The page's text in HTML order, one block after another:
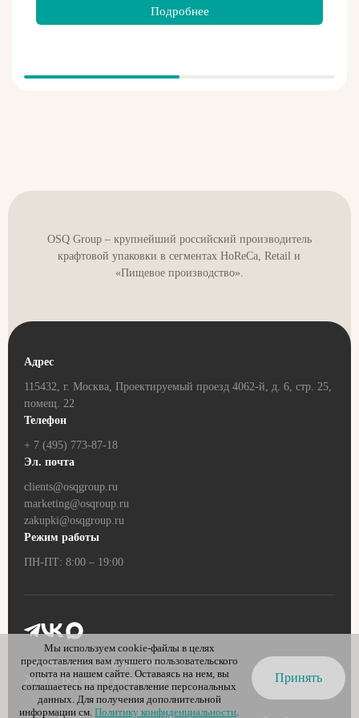
Подробнее
OSQ Group – крупнейший российский производитель
крафтовой упаковки в сегментах HoReCa, Retail и
«Пищевое производство».
Адрес
115432, г. Москва, Проектируемый проезд 4062-й, д. 6, стр. 25,
помещ. 22
Телефон
+ 7 (495) 773-87-18
Эл. почта
clients@osqgroup.ru
marketing@osqroup.ru
zakupki@osqgroup.ru
Режим работы
ПН-ПТ: 8:00 – 19:00
Соглашение о конфиденциальности
2026© Все права защищены
Мы используем cookie-файлы в целях
предоставления вам лучшего пользовательского
опыта на нашем сайте. Оставаясь на нем, вы
соглашаетесь на предоставление персональных
данных. Для получения дополнительной
информации см.Политику конфиденциальности.
Принять